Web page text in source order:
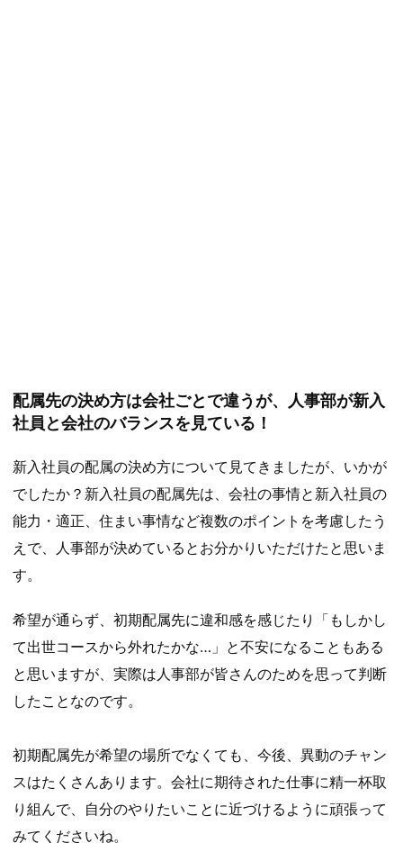
配属先の決め方は会社ごとで違うが、人事部が新入
社員と会社のバランスを見ている！
新入社員の配属の決め方について見てきましたが、いかが
でしたか？新入社員の配属先は、会社の事情と新入社員の
能力・適正、住まい事情など複数のポイントを考慮したう
えで、人事部が決めているとお分かりいただけたと思いま
す。
希望が通らず、初期配属先に違和感を感じたり「もしかし
て出世コースから外れたかな…」と不安になることもある
と思いますが、実際は人事部が皆さんのためを思って判断
したことなのです。
初期配属先が希望の場所でなくても、今後、異動のチャン
スはたくさんあります。会社に期待された仕事に精一杯取
り組んで、自分のやりたいことに近づけるように頑張って
みてくださいね。